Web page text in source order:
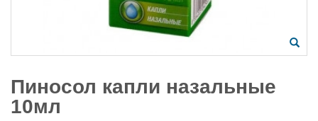
Пиносол капли назальные
10мл